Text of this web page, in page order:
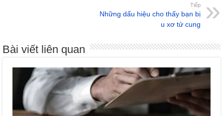
Tiếp
Những dấu hiệu cho thấy bạn bị
u xơ tử cung
Bài viết liên quan